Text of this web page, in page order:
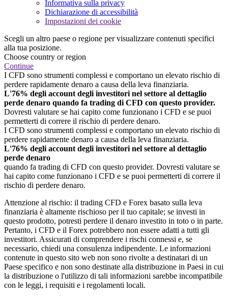
Informativa sulla privacy
Dichiarazione di accessibilità
Impostazioni dei cookie
Scegli un altro paese o regione per visualizzare contenuti specifici
alla tua posizione.
Choose country or region
Continue
I CFD sono strumenti complessi e comportano un elevato rischio di
perdere rapidamente denaro a causa della leva finanziaria.
L'76% degli account degli investitori nel settore al dettaglio
perde denaro quando fa trading di CFD con questo provider.
Dovresti valutare se hai capito come funzionano i CFD e se puoi
permetterti di correre il rischio di perdere denaro.
I CFD sono strumenti complessi e comportano un elevato rischio di
perdere rapidamente denaro a causa della leva finanziaria.
L'76% degli account degli investitori nel settore al dettaglio
perde denaro
quando fa trading di CFD con questo provider. Dovresti valutare se
hai capito come funzionano i CFD e se puoi permetterti di correre il
rischio di perdere denaro.
Attenzione al rischio: il trading CFD e Forex basato sulla leva
finanziaria è altamente rischioso per il tuo capitale; se investi in
questo prodotto, potresti perdere il denaro investito in toto o in parte.
Pertanto, i CFD e il Forex potrebbero non essere adatti a tutti gli
investitori. Assicurati di comprendere i rischi connessi e, se
necessario, chiedi una consulenza indipendente. Le informazioni
contenute in questo sito web non sono rivolte a destinatari di un
Paese specifico e non sono destinate alla distribuzione in Paesi in cui
la distribuzione o l'utilizzo di tali informazioni sarebbe incompatibile
con le leggi, i requisiti e i regolamenti locali.